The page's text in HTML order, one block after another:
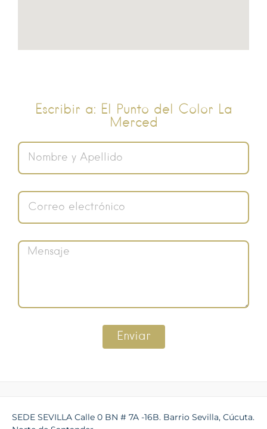
Escribir a: El Punto del Color La
Merced
Enviar
SEDE SEVILLA Calle 0 BN # 7A -16B. Barrio Sevilla, Cúcuta.